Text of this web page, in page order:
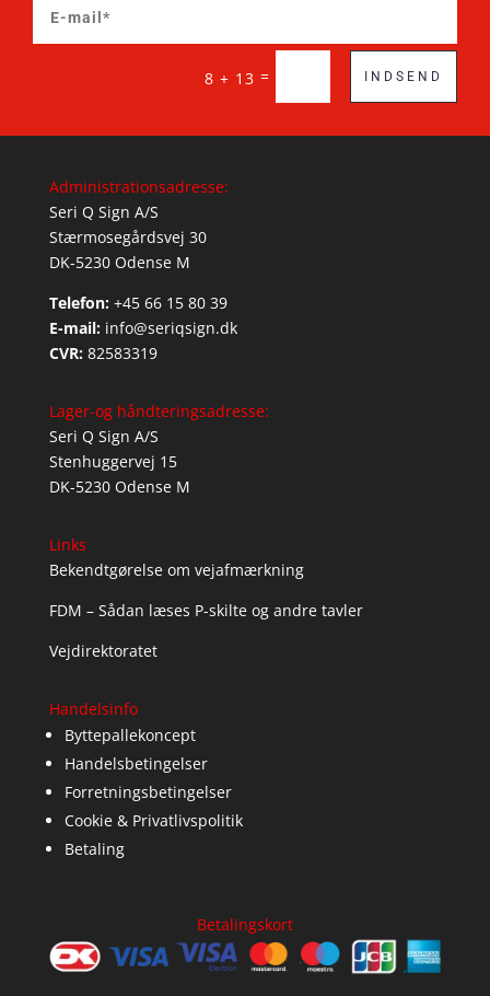
8 + 13 = INDSEND
Administrationsadresse:
Seri Q Sign A/S
Stærmosegårdsvej 30
DK-5230 Odense M
Telefon: +45 66 15 80 39
E-mail: info@seriqsign.dk
CVR: 82583319
Lager-og håndteringsadresse:
Seri Q Sign A/S
Stenhuggervej 15
DK-5230 Odense M
Links
Bekendtgørelse om vejafmærkning
FDM – Sådan læses P-skilte og andre tavler
Vejdirektoratet
Handelsinfo
Byttepallekoncept
Handelsbetingelser
Forretningsbetingelser
Cookie & Privatlivspolitik
Betaling
Betalingskort